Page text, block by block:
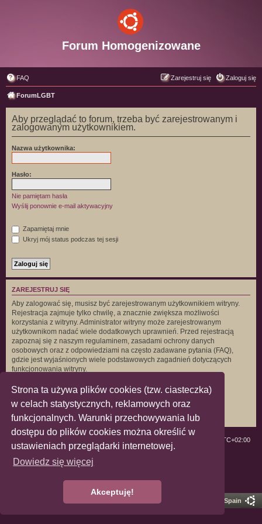
Strona ta używa plików cookies (tzw. ciasteczka)
w celach statystycznych, reklamowych oraz
funkcjonalnych. Warunki przechowywania lub
dostępu do plików cookies można określić w
ustawieniach przeglądarki internetowej.
Dowiedz się więcej
Akceptuję!
Forum Homogenizowane
FAQ Zaloguj się
Zarejestruj się
ForumLGBT
Aby przeglądać to forum, trzeba być zarejestrowanym i
zalogowanym użytkownikiem.
Nazwa użytkownika:
Hasło:
Nie pamiętam hasła
Wyślij ponownie e-mail aktywacyjny
Zapamiętaj mnie
Ukryj mój status podczas tej sesji
ZAREJESTRUJ SIĘ
Aby zalogować się, musisz być zarejestrowanym użytkownikiem witryny.
Rejestracja zajmuje tylko chwilę, a znacznie zwiększa możliwości
korzystania z witryny. Administrator witryny może zarejestrowanym
użytkownikom nadać wiele dodatkowych uprawnień. Przed rejestracją
zapoznaj się z naszym regulaminem, zasadami ochrony danych
osobowych oraz z odpowiedziami na często zadawane pytania (FAQ),
gdzie jest wyjaśnionych wiele podstawowych zagadnień dotyczących
funkcjonowania witryny.
Regulamin
Zasady ochrony danych osobowych
Zarejestruj się
ForumLGBT UTC+02:00
Technologię dostarcza
Zasady ochrony danych osobowych
Pro Ubuntu Lucid Style Ported 3.3 by phpBB Spain